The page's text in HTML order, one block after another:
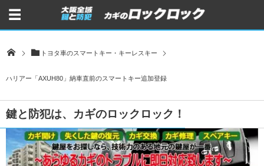
トヨタ車のスマートキー・キーレスキー
ハリアー「AXUH80」納車直前のスマートキー追加登録
鍵と防犯は、カギのロックロック！